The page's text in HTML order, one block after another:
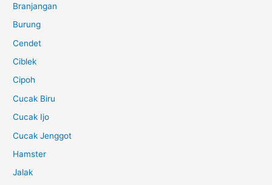
Branjangan
Burung
Cendet
Ciblek
Cipoh
Cucak Biru
Cucak Ijo
Cucak Jenggot
Hamster
Jalak